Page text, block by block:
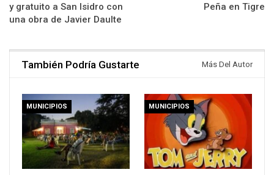
y gratuito a San Isidro con
una obra de Javier Daulte
Peña en Tigre
También Podría Gustarte Más Del Autor
MUNICIPIOS MUNICIPIOS